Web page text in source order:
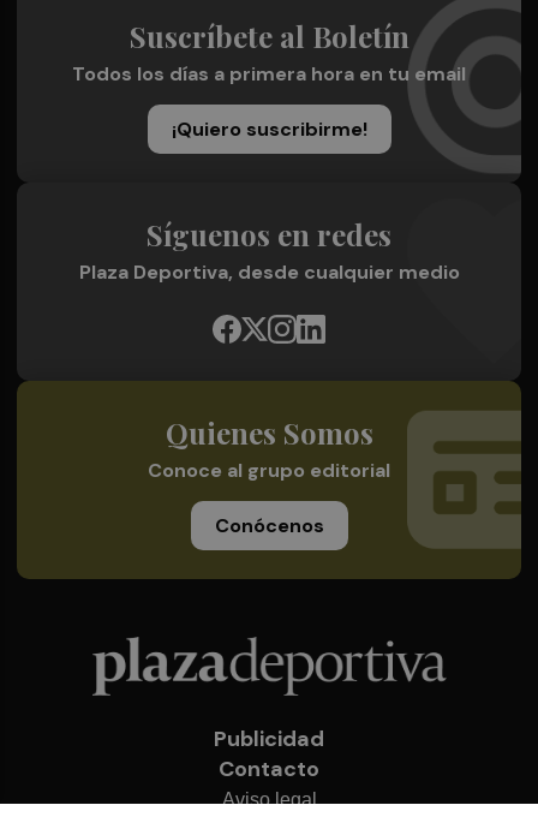
Suscríbete al Boletín
Todos los días a primera hora en tu email
¡Quiero suscribirme!
Síguenos en redes
Plaza Deportiva, desde cualquier medio
Quienes Somos
Conoce al grupo editorial
Conócenos
Publicidad
Contacto
Aviso legal